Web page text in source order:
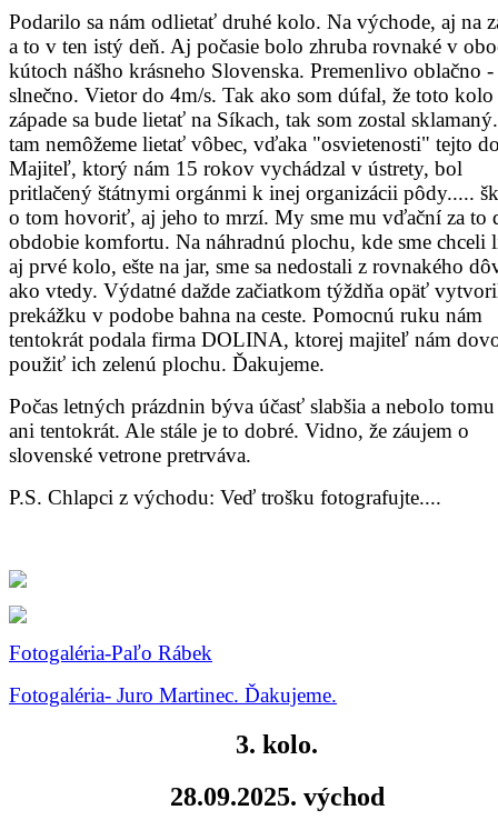
Podarilo sa nám odlietať druhé kolo. Na východe, aj na
a to v ten istý deň. Aj počasie bolo zhruba rovnaké v
kútoch nášho krásneho Slovenska. Premenlivo oblačno -
slnečno. Vietor do 4m/s. Tak ako som dúfal, že toto kolo
západe sa bude lietať na Síkach, tak som zostal
tam nemôžeme lietať vôbec, vďaka "osvietenosti" tejto
Majiteľ, ktorý nám 15 rokov vychádzal v ústrety, bol
pritlačený štátnymi orgánmi k inej organizácii pôdy.....
o tom hovoriť, aj jeho to mrzí. My sme mu vďační za to
obdobie komfortu. Na náhradnú plochu, kde sme chceli
aj prvé kolo, ešte na jar, sme sa nedostali z rovnakého
ako vtedy. Výdatné dažde začiatkom týždňa opäť
prekážku v podobe bahna na ceste. Pomocnú ruku nám
tentokrát podala firma DOLINA, ktorej majiteľ nám
použiť ich zelenú plochu. Ďakujeme.
Počas letných prázdnin býva účasť slabšia a nebolo
ani tentokrát. Ale stále je to dobré. Vidno, že záujem o
slovenské vetrone pretrváva.
P.S. Chlapci z východu: Veď trošku fotografujte....
Fotogaléria-Paľo Rábek
Fotogaléria- Juro Martinec. Ďakujeme.
3. kolo.
28.09.2025. východ